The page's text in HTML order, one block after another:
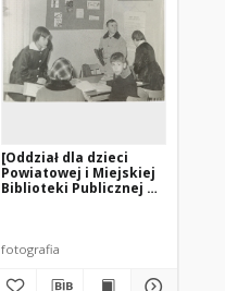
[Oddział dla dzieci
Powiatowej i Miejskiej
Biblioteki Publicznej w
fotografia